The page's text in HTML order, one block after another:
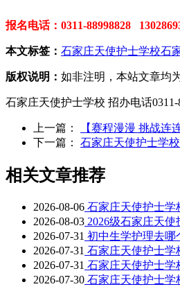
报名电话：0311-88998828
本文标签： 石家庄天使护士学校石
版权说明： 如非注明，本站文章均
石家庄天使护士学校 招办电话0311-
上一篇：
【赛程漫漫 挑战连
下一篇： 石家庄天使护士学
相关文章推荐
2026-08-06 石家庄天使护士学
2026-08-03 2026级石家庄天
2026-07-31 初中生学护理去哪
2026-07-31 石家庄天使护士学
2026-07-31 石家庄天使护士学
2026-07-30 石家庄天使护士学